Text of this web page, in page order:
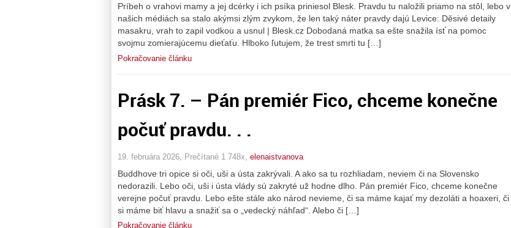
Príbeh o vrahovi mamy a jej dcérky i ich psíka priniesol Blesk. Pravdu tu naložili priamo na stôl, lebo v
našich médiách sa stalo akýmsi zlým zvykom, že len taký náter pravdy dajú Levice: Děsivé detaily
masakru, vrah to zapil vodkou a usnul | Blesk.cz Dobodaná matka sa ešte snažila ísť na pomoc
svojmu zomierajúcemu dieťaťu. Hlboko ľutujem, že trest smrti tu […]
Pokračovanie článku
Prásk 7. – Pán premiér Fico, chceme konečne
počuť pravdu. . .
19. februára 2026, Prečítané 1 748x, elenaistvanova
Buddhove tri opice si oči, uši a ústa zakrývali. A ako sa tu rozhliadam, neviem či na Slovensko
nedorazili. Lebo oči, uši i ústa vlády sú zakryté už hodne dlho. Pán premiér Fico, chceme konečne
verejne počuť pravdu. Lebo ešte stále ako národ nevieme, či sa máme kajať my dezoláti a hoaxeri, či
si máme biť hlavu a snažiť sa o „vedecký náhľad“. Alebo či […]
Pokračovanie článku